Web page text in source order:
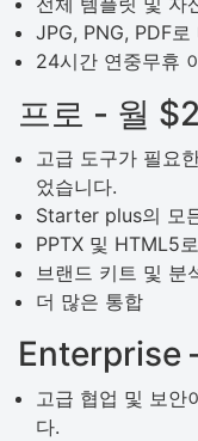
JPG, PNG, PDF
24시간 연중무휴
프로 - 월
고급 도구가 필요
었습니다.
Starter plus의 모
PPTX 및 HTML5
브랜드 키트 및 분
더 많은 통합
Enterprise
고급 협업 및 보안
다.